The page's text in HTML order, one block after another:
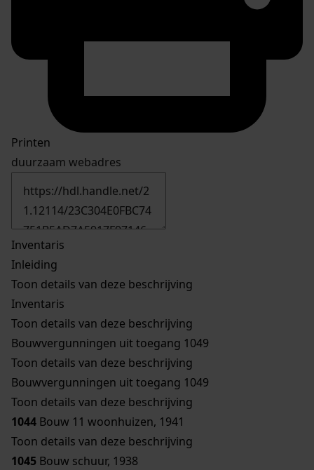
Printen
duurzaam webadres
Inventaris
Inleiding
Toon details van deze beschrijving
Inventaris
Toon details van deze beschrijving
Bouwvergunningen uit toegang 1049
Toon details van deze beschrijving
Bouwvergunningen uit toegang 1049
Toon details van deze beschrijving
1044 Bouw 11 woonhuizen, 1941
Toon details van deze beschrijving
1045 Bouw schuur, 1938